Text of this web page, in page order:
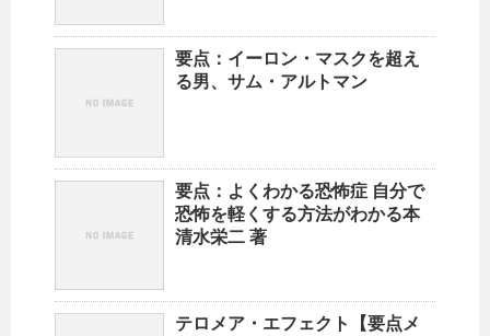
要点：イーロン・マスクを超え
る男、サム・アルトマン
要点：よくわかる恐怖症 自分で
恐怖を軽くする方法がわかる本
清水栄二 著
テロメア・エフェクト【要点メ